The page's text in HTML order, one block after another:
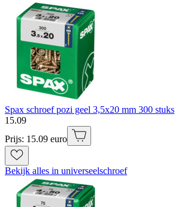
Spax schroef pozi geel 3,5x20 mm 300 stuks
15.09
Prijs: 15.09 euro
Bekijk alles in universeelschroef